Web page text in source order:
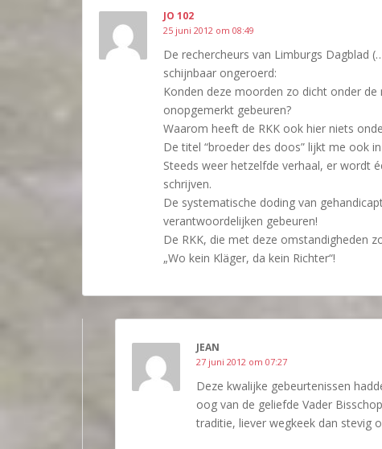
JO 102
25 juni 2012 om 08:49
De rechercheurs van Limburgs Dagblad
schijnbaar ongeroerd:
Konden deze moorden zo dicht onder
onopgemerkt gebeuren?
Waarom heeft de RKK ook hier niets
De titel “broeder des doos” lijkt me ook
Steeds weer hetzelfde verhaal, er wordt
schrijven.
De systematische doding van
verantwoordelijken gebeuren!
De RKK, die met deze omstandigheden
„Wo kein Kläger, da kein Richter“!
JEAN
27 juni 2012 om 07:27
Deze kwalijke gebeurtenissen
oog van de geliefde Vader
traditie, liever wegkeek dan stevig